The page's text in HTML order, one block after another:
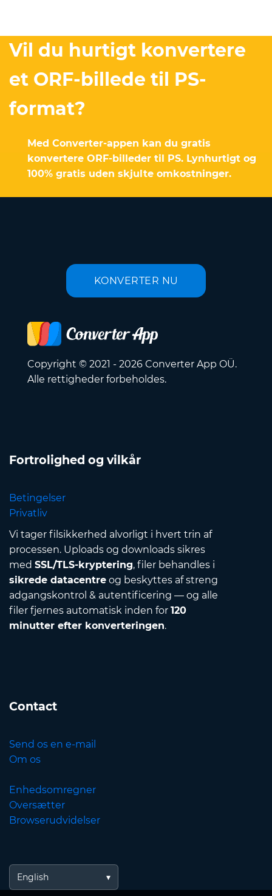
Vil du hurtigt konvertere
et ORF-billede til PS-
format?
Med Converter-appen kan du gratis
konvertere ORF-billeder til PS. Lynhurtigt og
100% gratis uden skjulte omkostninger.
KONVERTER NU
Copyright © 2021 - 2026 Converter App OÜ.
Alle rettigheder forbeholdes.
Fortrolighed og vilkår
Betingelser
Privatliv
Vi tager filsikkerhed alvorligt i hvert trin af
processen. Uploads og downloads sikres
med SSL/TLS-kryptering, filer behandles i
sikrede datacentre og beskyttes af streng
adgangskontrol & autentificering — og alle
filer fjernes automatisk inden for 120
minutter efter konverteringen.
Contact
Send os en e-mail
Om os
Enhedsomregner
Oversætter
Browserudvidelser
English